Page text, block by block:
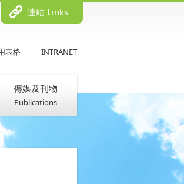
連結 Links
表格 INTRANET
傳媒及刊物
Publications